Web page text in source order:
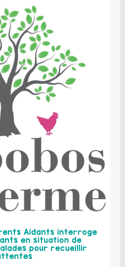
Aidants interroge
en situation de
pour recueillir